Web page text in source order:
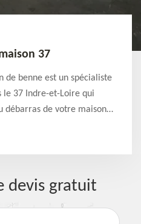
37
de benne est un spécialiste
le 37 Indre-et-Loire qui
débarras de votre maison
devis gratuit